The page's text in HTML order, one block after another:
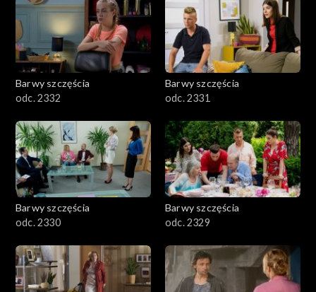
Barwy szczęścia
odc. 2332
Barwy szczęścia
odc. 2331
Barwy szczęścia
odc. 2330
Barwy szczęścia
odc. 2329